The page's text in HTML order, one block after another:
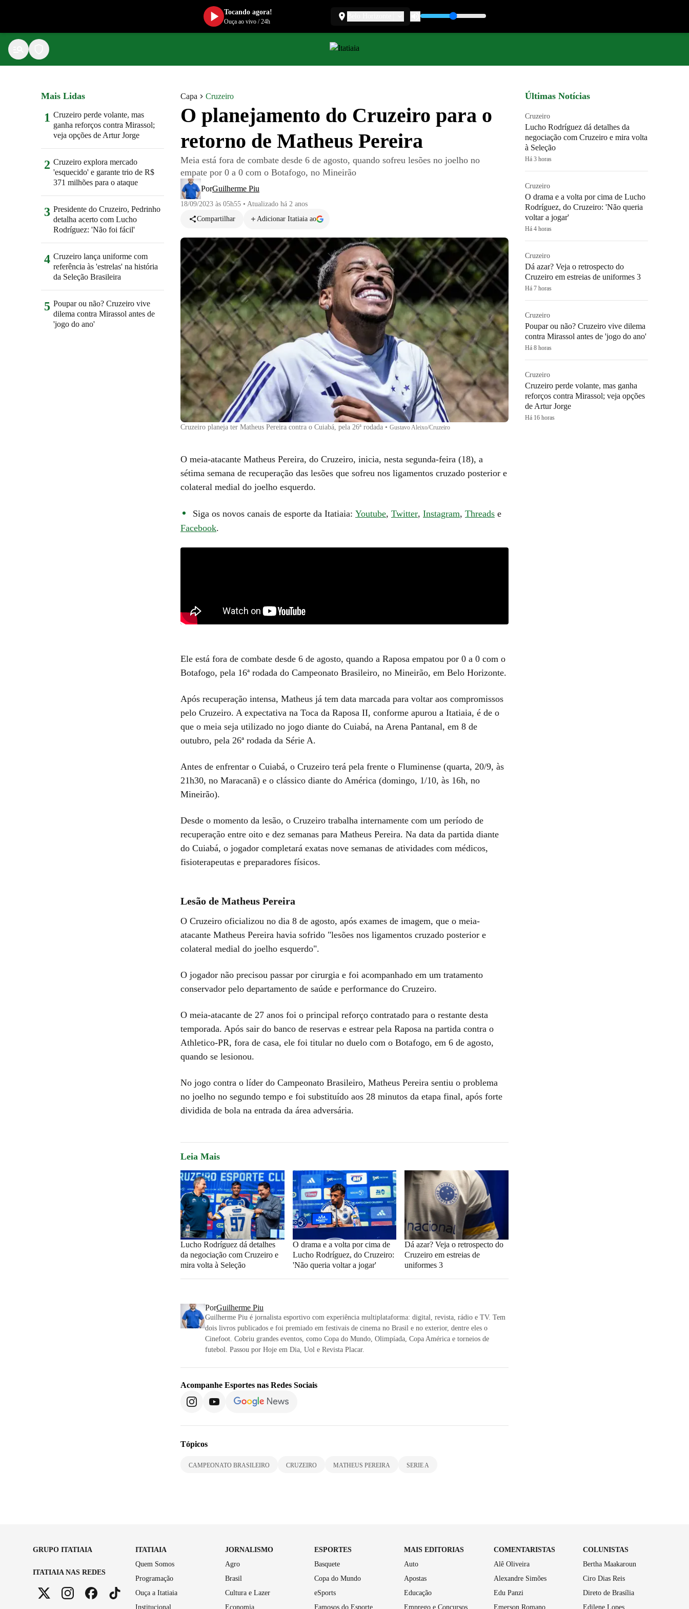
Capa Cruzeiro
O planejamento do Cruzeiro para o
retorno de Matheus Pereira
Meia está fora de combate desde 6 de agosto, quando sofreu lesões no joelho no
empate por 0 a 0 com o Botafogo, no Mineirão
PorGuilherme Piu
18/09/2023 às 05h55 • Atualizado há 2 anos
Compartilhar
Adicionar Itatiaia ao
Cruzeiro planeja ter Matheus Pereira contra o Cuiabá, pela 26ª rodada • Gustavo Aleixo/Cruzeiro
O meia-atacante Matheus Pereira, do Cruzeiro, inicia, nesta segunda-feira (18), a
sétima semana de recuperação das lesões que sofreu nos ligamentos cruzado posterior e
colateral medial do joelho esquerdo.
Siga os novos canais de esporte da Itatiaia: Youtube, Twitter, Instagram, Threads e
Facebook.
Ele está fora de combate desde 6 de agosto, quando a Raposa empatou por 0 a 0 com o
Botafogo, pela 16ª rodada do Campeonato Brasileiro, no Mineirão, em Belo Horizonte.
Após recuperação intensa, Matheus já tem data marcada para voltar aos compromissos
pelo Cruzeiro. A expectativa na Toca da Raposa II, conforme apurou a Itatiaia, é de o
que o meia seja utilizado no jogo diante do Cuiabá, na Arena Pantanal, em 8 de
outubro, pela 26ª rodada da Série A.
Antes de enfrentar o Cuiabá, o Cruzeiro terá pela frente o Fluminense (quarta, 20/9, às
21h30, no Maracanã) e o clássico diante do América (domingo, 1/10, às 16h, no
Mineirão).
Desde o momento da lesão, o Cruzeiro trabalha internamente com um período de
recuperação entre oito e dez semanas para Matheus Pereira. Na data da partida diante
do Cuiabá, o jogador completará exatas nove semanas de atividades com médicos,
fisioterapeutas e preparadores físicos.
Lesão de Matheus Pereira
O Cruzeiro oficializou no dia 8 de agosto, após exames de imagem, que o meia-
atacante Matheus Pereira havia sofrido "lesões nos ligamentos cruzado posterior e
colateral medial do joelho esquerdo".
O jogador não precisou passar por cirurgia e foi acompanhado em um tratamento
conservador pelo departamento de saúde e performance do Cruzeiro.
O meia-atacante de 27 anos foi o principal reforço contratado para o restante desta
temporada. Após sair do banco de reservas e estrear pela Raposa na partida contra o
Athletico-PR, fora de casa, ele foi titular no duelo com o Botafogo, em 6 de agosto,
quando se lesionou.
No jogo contra o líder do Campeonato Brasileiro, Matheus Pereira sentiu o problema
no joelho no segundo tempo e foi substituído aos 28 minutos da etapa final, após forte
dividida de bola na entrada da área adversária.
Leia Mais
Lucho Rodríguez dá detalhes
da negociação com Cruzeiro e
mira volta à Seleção
O drama e a volta por cima de
Lucho Rodríguez, do Cruzeiro:
'Não queria voltar a jogar'
Dá azar? Veja o retrospecto do
Cruzeiro em estreias de
uniformes 3
PorGuilherme Piu
Guilherme Piu é jornalista esportivo com experiência multiplataforma: digital, revista, rádio e TV. Tem
dois livros publicados e foi premiado em festivais de cinema no Brasil e no exterior, dentre eles o
Cinefoot. Cobriu grandes eventos, como Copa do Mundo, Olimpíada, Copa América e torneios de
futebol. Passou por Hoje em Dia, Uol e Revista Placar.
Acompanhe Esportes nas Redes Sociais
Tópicos
CAMPEONATO BRASILEIRO CRUZEIRO MATHEUS PEREIRA SERIE A
Mais Lidas
1 Cruzeiro perde volante, mas
ganha reforços contra Mirassol;
veja opções de Artur Jorge
2 Cruzeiro explora mercado
'esquecido' e garante trio de R$
371 milhões para o ataque
3 Presidente do Cruzeiro, Pedrinho
detalha acerto com Lucho
Rodríguez: 'Não foi fácil'
4 Cruzeiro lança uniforme com
referência às 'estrelas' na história
da Seleção Brasileira
5 Poupar ou não? Cruzeiro vive
dilema contra Mirassol antes de
'jogo do ano'
Últimas Notícias
Cruzeiro
Lucho Rodríguez dá detalhes da
negociação com Cruzeiro e mira volta
à Seleção
Há 3 horas
Cruzeiro
O drama e a volta por cima de Lucho
Rodríguez, do Cruzeiro: 'Não queria
voltar a jogar'
Há 4 horas
Cruzeiro
Dá azar? Veja o retrospecto do
Cruzeiro em estreias de uniformes 3
Há 7 horas
Cruzeiro
Poupar ou não? Cruzeiro vive dilema
contra Mirassol antes de 'jogo do ano'
Há 8 horas
Cruzeiro
Cruzeiro perde volante, mas ganha
reforços contra Mirassol; veja opções
de Artur Jorge
Há 16 horas
GRUPO ITATIAIA
ITATIAIA NAS REDES
ITATIAIA
Quem Somos
Programação
Ouça a Itatiaia
Institucional
JORNALISMO
Agro
Brasil
Cultura e Lazer
Economia
ESPORTES
Basquete
Copa do Mundo
eSports
Famosos do Esporte
MAIS EDITORIAS
Auto
Apostas
Educação
Emprego e Concursos
COMENTARISTAS
Alê Oliveira
Alexandre Simões
Edu Panzi
Emerson Romano
COLUNISTAS
Bertha Maakaroun
Ciro Dias Reis
Direto de Brasília
Edilene Lopes
Tocando agora!
Ouça ao vivo/24h